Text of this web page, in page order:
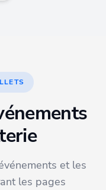
et les
les pages